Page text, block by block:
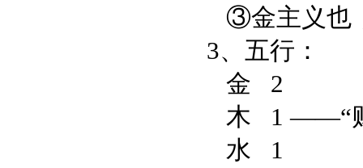
③金主义也，
3、五行：
金 2
木 1 ——“财
水 1